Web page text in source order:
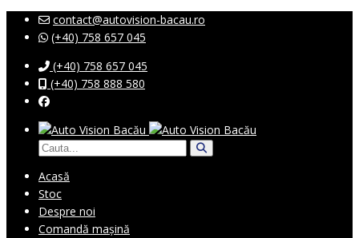
contact@autovision-bacau.ro
(+40) 758 657 045
(+40) 758 657 045
(+40) 758 888 580
Acasă
Stoc
Despre noi
Comandă mașină